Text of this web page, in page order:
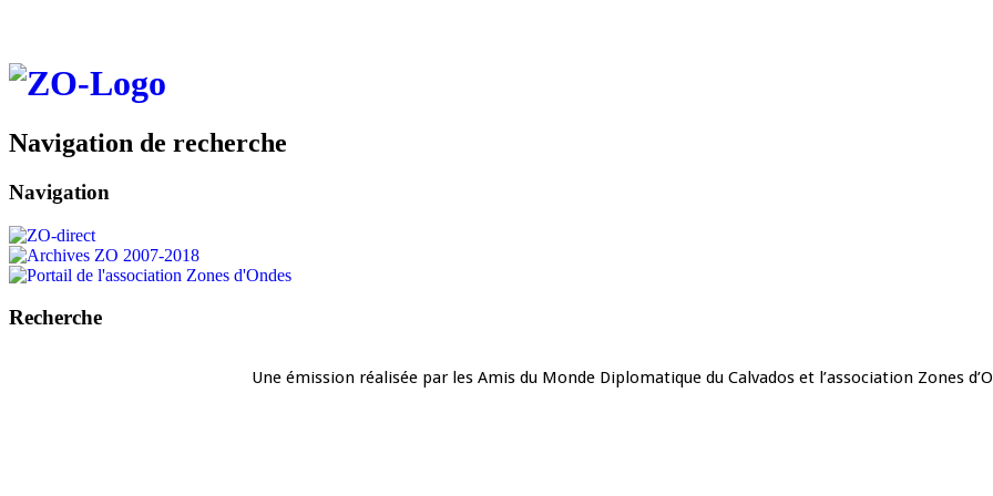
Navigation de recherche
Navigation
Recherche
Une émission réalisée par les Amis du Monde Diplomatique du Calvados et l’association Zones